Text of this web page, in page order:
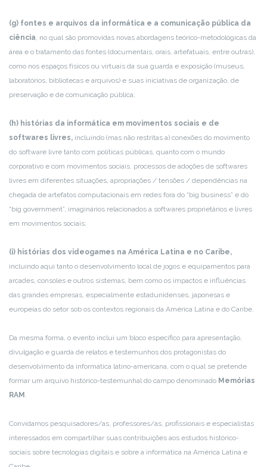
(g) fontes e arquivos da informática e a comunicação pública da
ciência, no qual são promovidas novas abordagens teórico-metodológicas da
área e o tratamento das fontes (documentais, orais, artefatuais, entre outras),
como nos espaços físicos ou virtuais da sua guarda e exposição (museus,
laboratórios, bibliotecas e arquivos) e suas iniciativas de organização, de
preservação e de comunicação pública;
(h) histórias da informática em movimentos sociais e de
softwares livres, incluindo (mas não restritas a) conexões do movimento
do software livre tanto com políticas públicas, quanto com o mundo
corporativo e com movimentos sociais, processos de adoções de softwares
livres em diferentes situações, apropriações / tensões / dependências na
chegada de artefatos computacionais em redes fora do “big business” e do
“big government”, imaginários relacionados a softwares proprietários e livres
em movimentos sociais;
(i) histórias dos videogames na América Latina e no Caribe,
incluindo aqui tanto o desenvolvimento local de jogos e equipamentos para
arcades, consoles e outros sistemas, bem como os impactos e influências
das grandes empresas, especialmente estadunidenses, japonesas e
europeias do setor sob os contextos regionais da América Latina e do Caribe.
Da mesma forma, o evento inclui um bloco específico para apresentação,
divulgação e guarda de relatos e testemunhos dos protagonistas do
desenvolvimento da informática latino-americana, com o qual se pretende
formar um arquivo histórico-testemunhal do campo denominado Memórias
RAM .
Convidamos pesquisadores/as, professores/as, profissionais e especialistas
interessados em compartilhar suas contribuições aos estudos histórico-
sociais sobre tecnologias digitais e sobre a informática na América Latina e